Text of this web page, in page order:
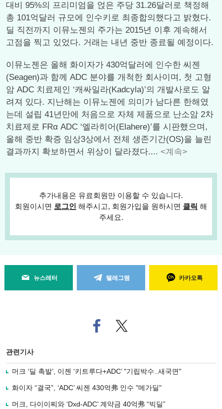
대비 95%의 프리미엄을 얹은 주당 31.26달러로 책정해
총 101억달러 규모에 인수키로 최종합의했다고 밝혔다.
딜 직전까지 이뮤노젠의 주가는 2015년 이후 계속해서
고점을 찍고 있었다. 거래는 내년 중반 종료될 예정이다.
이뮤노젠은 올해 화이자가 430억달러에 인수한 씨젠
(Seagen)과 함께 ADC 분야를 개척한 회사이며, 첫 고형
암 ADC 치료제인 ‘캐싸일라(Kadcyla)’의 개발사로도 알
려져 있다. 지난해는 이뮤노젠에 의미가 남다른 한해였
는데 설립 41년만에 처음으로 자체 제품으로 난소암 2차
치료제로 FRα ADC ‘엘라히어(Elahere)’를 시판했으며,
올해 중반 확증 임상3상에서 전체 생존기간(OS)을 늘린
결과까지 확보하면서 위상이 달라졌다.... <계속>
추가내용은 유료회원만 이용할 수 있습니다.
회원이시면 로그인 해주시고, 회원가입을 원하시면 클릭 해
주세요.
뉴스레터 텔레그램 카카오톡
페
이
로
사
유
트위
터로
관련기사
머크 ‘딜 촉발’, 이젠 ‘키트루다+ADC’ "기립박수..새국면"
화이자 “결국”, ‘ADC’ 씨젠 430억弗 인수 "메가딜"
머크, 다이이찌와 ‘Dxd-ADC’ 계약금 40억弗 “빅딜”